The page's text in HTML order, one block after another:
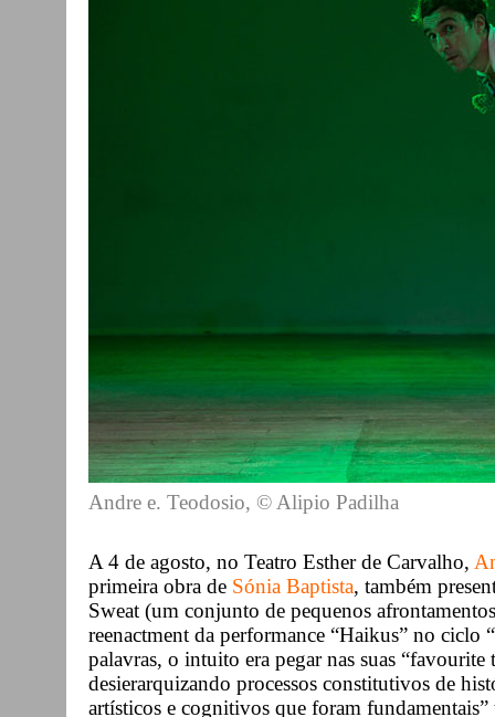
Andre e. Teodosio, © Alipio Padilha
A 4 de agosto, no Teatro Esther de Carvalho,
primeira obra de Sónia Baptista, também
Sweat (um conjunto de pequenos
reenactment da performance “Haikus” no ciclo
palavras, o intuito era pegar nas suas
desierarquizando processos constitutivos de
artísticos e cognitivos que foram fundamentais”